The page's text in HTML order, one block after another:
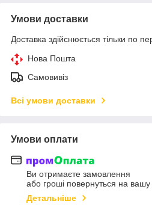
Умови доставки
Доставка здійснюється тільки по
Нова Пошта
Самовивіз
Всі умови доставки
Умови оплати
Ви отримаєте замовлення
або гроші повернуться на вашу
Детальніше